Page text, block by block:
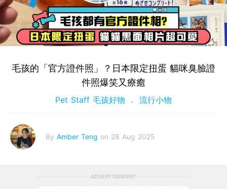
毛孩的「官方證件照」？日本限定扭蛋 貓咪臭臉證
件照爆笑又療癒
Pet Staff 毛孩好物 流行小物
By Amber Teng on 28 Aug 2025
ADVERTISEMENT